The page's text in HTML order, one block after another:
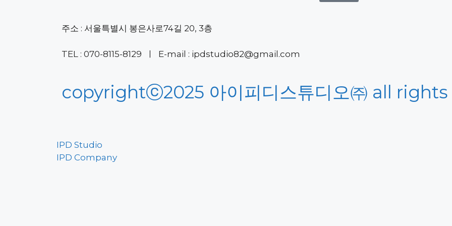
주소 : 서울특별시 봉은사로74길 20, 3층
TEL : 070-8115-8129 ㅣ E-mail : ipdstudio82@gmail.com
copyrightⓒ2025 아이피디스튜디오㈜ all
IPD Studio
IPD Company